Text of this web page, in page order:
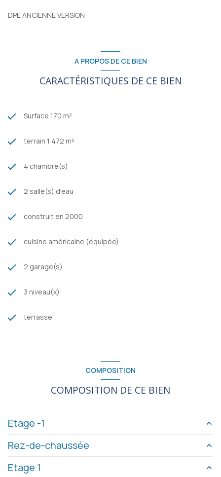
DPE ANCIENNE VERSION
A PROPOS DE CE BIEN
CARACTÉRISTIQUES DE CE BIEN
Surface 170 m²
terrain 1 472 m²
4 chambre(s)
2 salle(s) d'eau
construit en 2000
cuisine américaine (équipée)
2 garage(s)
3 niveau(x)
terrasse
COMPOSITION
COMPOSITION DE CE BIEN
Etage -1
garage
bureau
12 m²
Rez-de-chaussée
garage
Etage 1